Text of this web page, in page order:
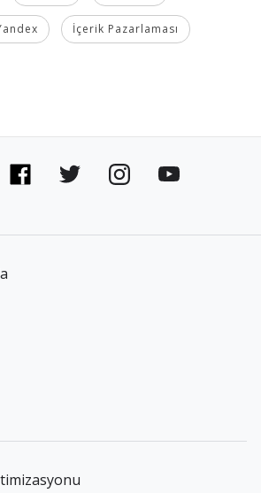
İçerik Pazarlaması